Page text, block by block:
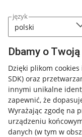
język
Dbamy o
Dzięki plikom
SDK) oraz
innymi unikalne
zapewnić, że
Wyrażając zgodę na
urządzeniu
danych (w tym w